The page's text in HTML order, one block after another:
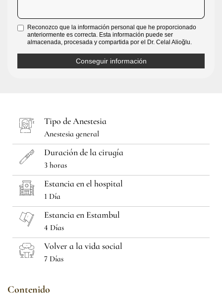
Reconozco que la información personal que he proporcionado
anteriormente es correcta. Esta información puede ser
almacenada, procesada y compartida por el Dr. Celal Alioğlu.
Tipo de Anestesia
Anestesia general
Duración de la cirugía
3 horas
Estancia en el hospital
1 Día
Estancia en Estambul
4 Días
Volver a la vida social
7 Días
Contenido